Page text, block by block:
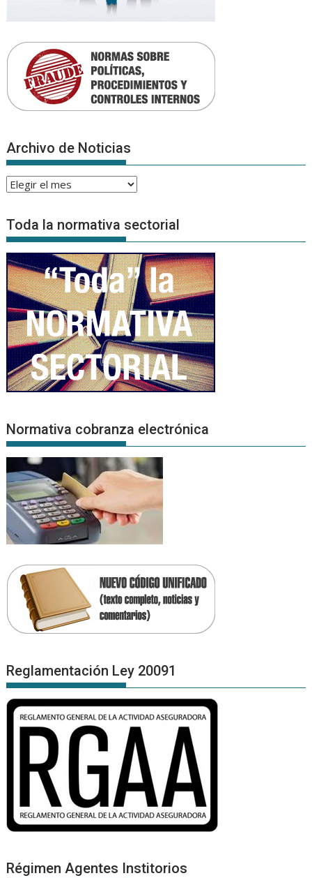
Archivo de Noticias
Archivo
Noticias
Toda la normativa sectorial
Normativa cobranza electrónica
Reglamentación Ley 20091
Régimen Agentes Institorios